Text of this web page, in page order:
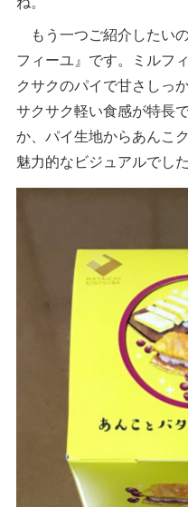
もう一つご紹介したい
フィーユ』です。ミルフ
クサクのパイで甘さしっ
サクサク軽い食感が特長
か、パイ生地からあんこ
魅力的なビジュアルでした